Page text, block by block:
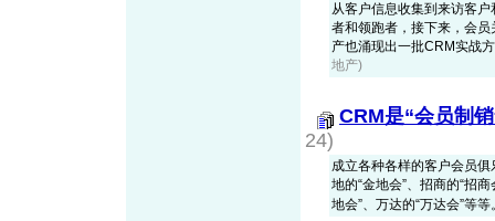
从客户信息收集到来访客
者和领跑者，接下来，会
产也涌现出一批CRM实战
地产)
CRM是“会员制
24)
成立各种各样的客户会员俱
地的“金地会”、招商的“招
地会”、万达的“万达会”等